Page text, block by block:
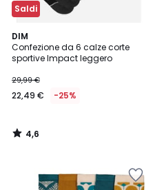
Saldi
DIM
Confezione da 6 calze corte
sportive Impact leggero
29,99 €
22,49 € -25%
4,6
/ 5
4,6
/